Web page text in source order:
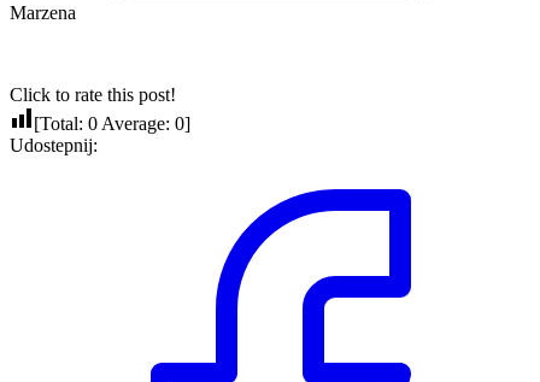
Marzena
Click to rate this post!
[Total: 0 Average: 0]
Udostepnij: